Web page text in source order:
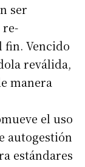
ser
re-
fin. Vencido
reválida,
manera
el uso
autogestión
estándares